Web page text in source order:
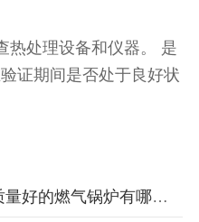
热处理设备和仪器。 是
证期间是否处于良好状
燃气锅炉有哪些不一样呢？